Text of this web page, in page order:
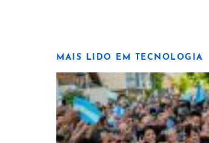
MAIS LIDO EM TECNOLOGIA